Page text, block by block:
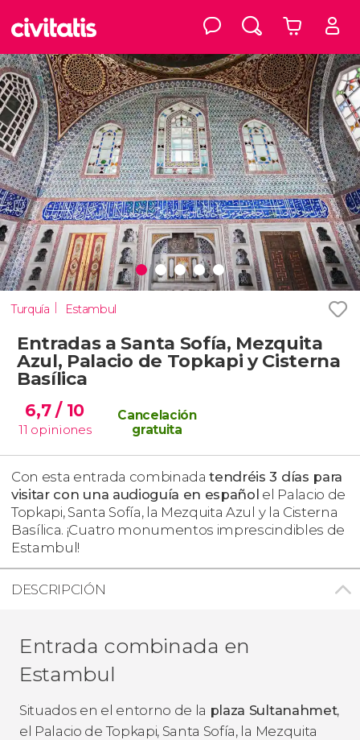
Turquía Estambul
Entradas a Santa Sofía, Mezquita
Azul, Palacio de Topkapi y Cisterna
Basílica
6,7/ 10
11 opiniones
Cancelación
gratuita
Con esta entrada combinadatendréis 3 días para
visitar con una audioguía en español el Palacio de
Topkapi, Santa Sofía, la Mezquita Azul y la Cisterna
Basílica. ¡Cuatro monumentos imprescindibles de
Estambul!
DESCRIPCIÓN
Entrada combinada en
Estambul
Situados en el entorno de la plaza Sultanahmet,
el Palacio de Topkapi, Santa Sofía, la Mezquita